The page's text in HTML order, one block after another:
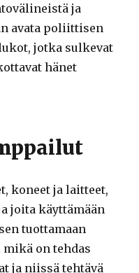
ja
avata poliittisen
jotka sulkevat
hänet
koneet ja laitteet,
joita käyttämään
tuottamaan
on tehdas
ja niissä tehtävä